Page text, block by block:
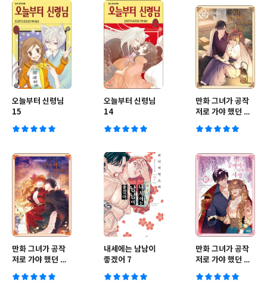
오늘부터 신령님
15
오늘부터 신령님
14
만화 그녀가 공작
저로 가야 했던 사
만화 그녀가 공작
저로 가야 했던 사
내세에는 남남이
좋겠어 7
만화 그녀가 공작
저로 가야 했던 사